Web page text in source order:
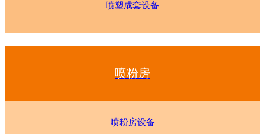
喷塑成套设备
喷粉房
喷粉房设备